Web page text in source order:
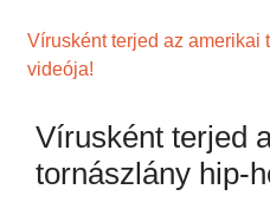
Vírusként terjed az amerikai
videója!
Vírusként terjed
tornászlány hip-